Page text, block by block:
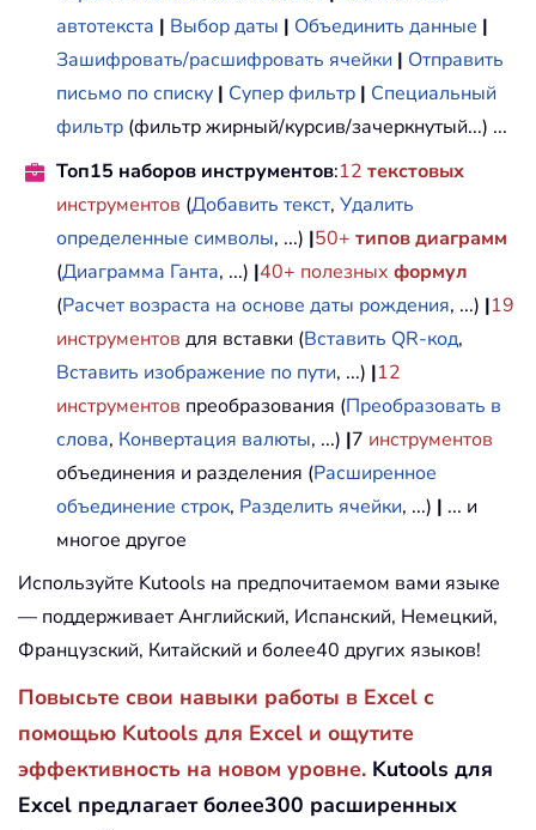
автотекста | Выбор даты | Объединить данные |
Зашифровать/расшифровать ячейки | Отправить
письмо по списку | Супер фильтр | Специальный
фильтр (фильтр жирный/курсив/зачеркнутый...) ...
Топ15 наборов инструментов:12 текстовых
инструментов (Добавить текст, Удалить
определенные символы, ...) |50+ типов диаграмм
(Диаграмма Ганта, ...) |40+ полезных формул
(Расчет возраста на основе даты рождения, ...) |19
инструментов для вставки (Вставить QR-код,
Вставить изображение по пути, ...) |12
инструментов преобразования (Преобразовать в
слова, Конвертация валюты, ...) |7 инструментов
объединения и разделения (Расширенное
объединение строк, Разделить ячейки, ...) | ... и
многое другое
Используйте Kutools на предпочитаемом вами языке
— поддерживает Английский, Испанский, Немецкий,
Французский, Китайский и более40 других языков!
Повысьте свои навыки работы в Excel с
помощью Kutools для Excel и ощутите
эффективность на новом уровне. Kutools для
Excel предлагает более300 расширенных